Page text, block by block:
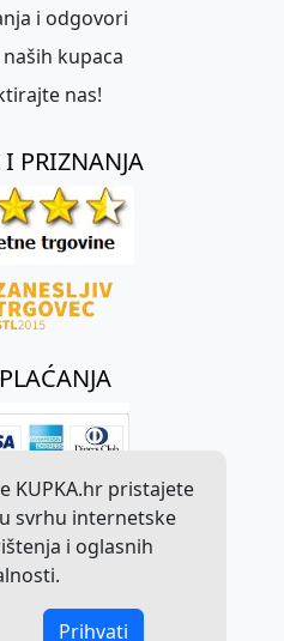
KUPKA.hr pristajete
svrhu internetske
i oglasnih
Prihvati
i odgovori
kupaca
nas!
PRIZNANJA